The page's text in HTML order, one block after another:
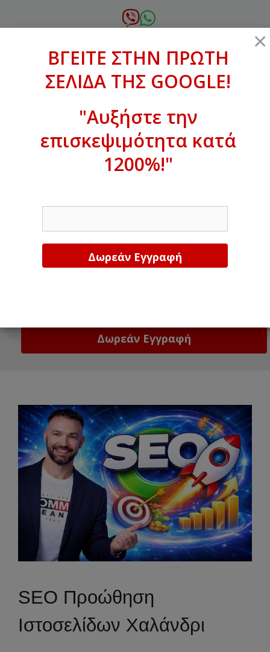
σε
xanthogenous@gmail.com
ΒΓΕΙΤΕ ΣΤΗΝ ΠΡΩΤΗ ΣΕΛΙΔΑ ΤΗΣ
GOOGLE!
SEO Προώθηση
Ιστοσελίδων Χαλάνδρι
×
ΒΓΕΙΤΕ ΣΤΗΝ ΠΡΩΤΗ
ΣΕΛΙΔΑ ΤΗΣ GOOGLE!
"Αυξήστε την
επισκεψιμότητα κατά
1200%!"